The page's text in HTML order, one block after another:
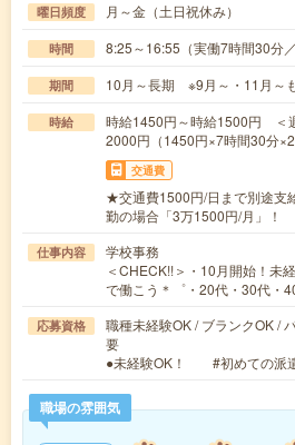
曜日頻度 月～金（土日祝休み）
時間 8:25～16:55（実働7時間30分
期間 10月～長期 ※9月～・11月～
時給
時給1450円～時給1500円 ＜
2000円（1450円×7時間30分
交通費
★交通費1500円/日まで別途支
勤の場合「3万1500円/月」！
仕事内容
学校事務
＜CHECK!!＞・10月開始！未
で働こう＊゜・20代・30代・
応募資格
職種未経験OK / ブランクOK /
要
●未経験OK！ #初めての派
職場の雰囲気